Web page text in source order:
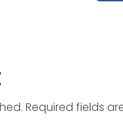
Required fields